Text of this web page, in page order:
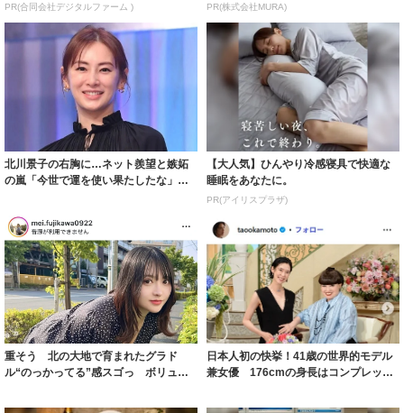
PR(合同会社デジタルファーム ) PR(株式会社MURA)
北川景子の右胸に…ネット羨望と嫉妬
の嵐「今世で運を使い果たしたな」
【大人気】ひんやり冷感寝具で快適な
睡眠をあなたに。
PR(アイリスプラザ)
重そう 北の大地で育まれたグラド
ル“のっかってる”感スゴっ ボリュー
日本人初の快挙！41歳の世界的モデル
兼女優 176cmの身長はコンプレック